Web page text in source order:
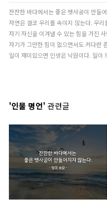
잔잔한 바다에서는 좋은 뱃사공이 만들
자연은 결코 우리를 속이지 않는다. 우
자기 자신을 이겨낼 수 있는 힘을 가진
자기가 그만한 힘이 없으면서도 커다란
일이 재미있으면 인생은 낙원이다. 일이
'인물 명언' 관련글